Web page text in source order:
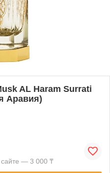
AL Haram Surrati
Аравия)
— 3 000 ₸